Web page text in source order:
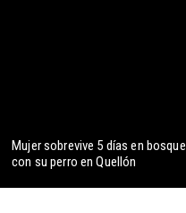
Mujer sobrevive 5 días en bosque
con su perro en Quellón